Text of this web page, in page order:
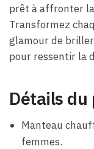
prêt à affronter
Transformez
glamour de
pour ressentir la
Détails
Manteau
femmes.